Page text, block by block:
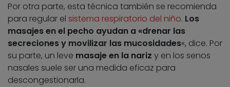
Por otra parte, esta técnica también se recomienda
para regular el sistema respiratorio del niño. Los
masajes en el pecho ayudan a «drenar las
secreciones y movilizar las mucosidades«, dice. Por
su parte, un leve masaje en la nariz y en los senos
nasales suele ser una medida eficaz para
descongestionarla.